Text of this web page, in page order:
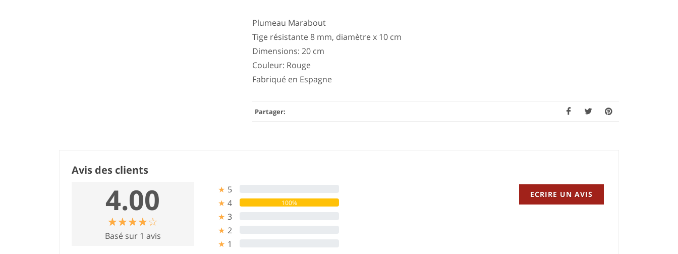
Plumeau Marabout
Tige résistante 8 mm, diamètre x 10 cm
Dimensions: 20 cm
Couleur: Rouge
Fabriqué en Espagne
Partager:
Avis des clients
4.00
☆☆☆☆☆
★★★★★
Basé sur 1 avis
★ 5
★ 4 100%
★ 3
★ 2
★ 1
ECRIRE UN AVIS